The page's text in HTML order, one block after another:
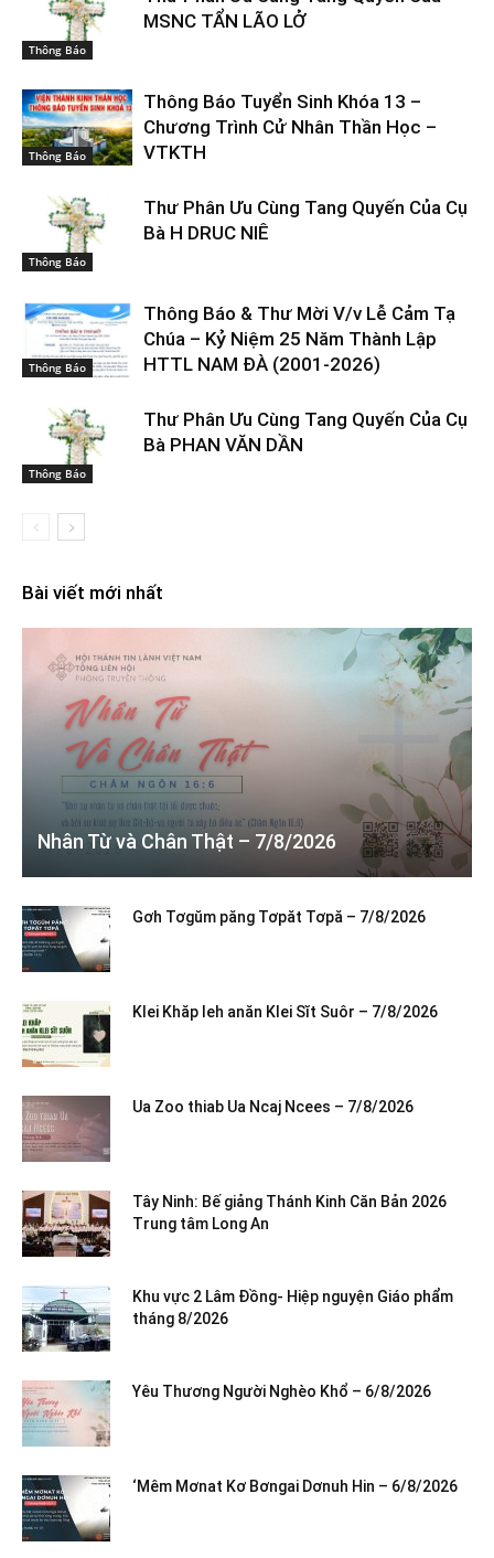
Thông Báo
MSNC TẨN LÃO LỞ
Thông Báo
Thông Báo Tuyển Sinh Khóa 13 –
Chương Trình Cử Nhân Thần Học –
VTKTH
Thông Báo
Thư Phân Ưu Cùng Tang Quyến Của Cụ
Bà H DRUC NIÊ
Thông Báo
Thông Báo & Thư Mời V/v Lễ Cảm Tạ
Chúa – Kỷ Niệm 25 Năm Thành Lập
HTTL NAM ĐÀ (2001-2026)
Thông Báo
Thư Phân Ưu Cùng Tang Quyến Của Cụ
Bà PHAN VĂN DẦN
Bài viết mới nhất
Nhân Từ và Chân Thật – 7/8/2026
Gơh Tơgŭm păng Tơpăt Tơpă – 7/8/2026
Klei Khăp leh anăn Klei Sĭt Suôr – 7/8/2026
Ua Zoo thiab Ua Ncaj Ncees – 7/8/2026
Tây Ninh: Bế giảng Thánh Kinh Căn Bản 2026
Trung tâm Long An
Khu vực 2 Lâm Đồng- Hiệp nguyện Giáo phẩm
tháng 8/2026
Yêu Thương Người Nghèo Khổ – 6/8/2026
‘Mêm Mơnat Kơ Bơngai Dơnuh Hin – 6/8/2026